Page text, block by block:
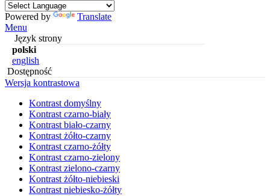
Powered by
Translate
Menu
Język strony
polski
english
Dostępność
Wersja kontrastowa
Kontrast domyślny
Kontrast czarno-biały
Kontrast biało-czarny
Kontrast żółto-czarny
Kontrast czarno-żółty
Kontrast czarno-zielony
Kontrast zielono-czarny
Kontrast żółto-niebieski
Kontrast niebiesko-żółty